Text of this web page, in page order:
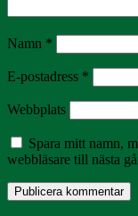
Namn *
E-postadress *
Webbplats
Spara mitt namn,
webbläsare till nästa